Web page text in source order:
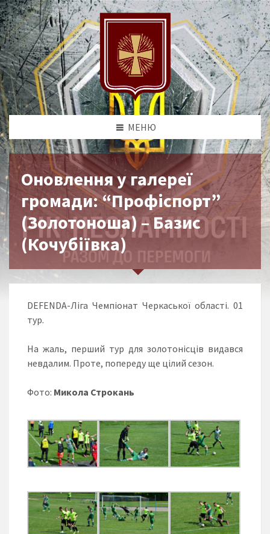
МЕНЮ
Оновлення у галереї
громади: “Профіспорт”
(Золотоноша) – Базис
(Кочубіївка)
DEFENDA-Ліга Чемпіонат Черкаської області. 01
тур.
На жаль, перший тур для золотонісців видався
невдалим. Проте, попереду ще цілий сезон.
Фото: Микола Строкань